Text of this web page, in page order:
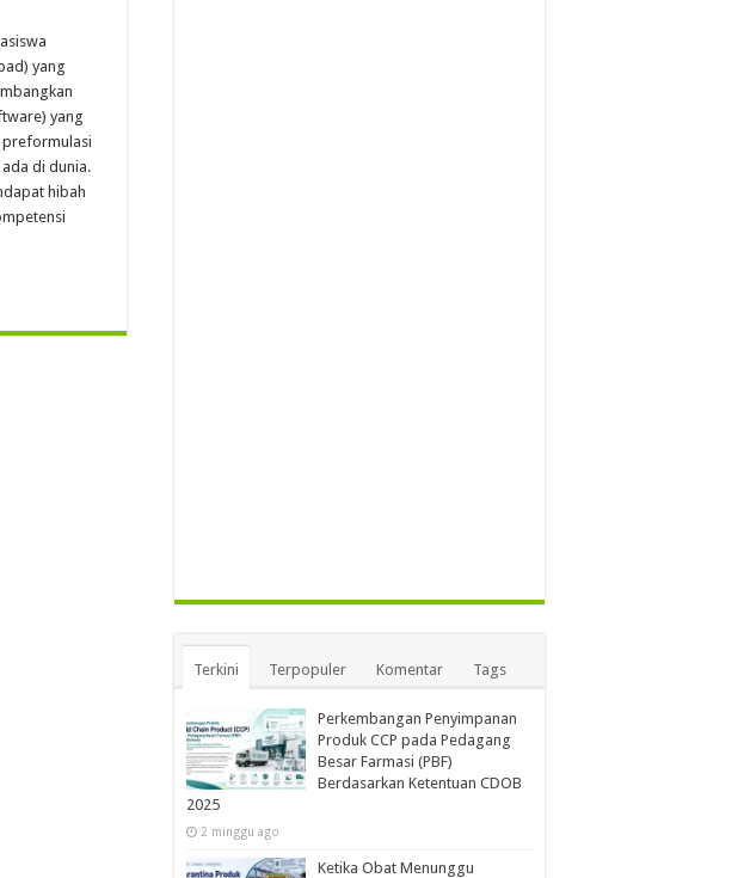
yang
yang
preformulasi
di dunia.
hibah
Terkini Terpopuler Komentar Tags
Perkembangan Penyimpanan
Produk CCP pada Pedagang
Besar Farmasi (PBF)
Berdasarkan Ketentuan CDOB
2025
2 minggu ago
Ketika Obat Menunggu